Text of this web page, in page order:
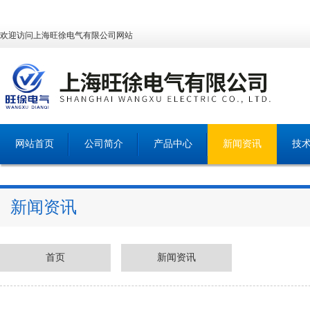
欢迎访问上海旺徐电气有限公司网站
网站首页 公司简介 产品中心 新闻资讯 技
新闻资讯
首页 新闻资讯